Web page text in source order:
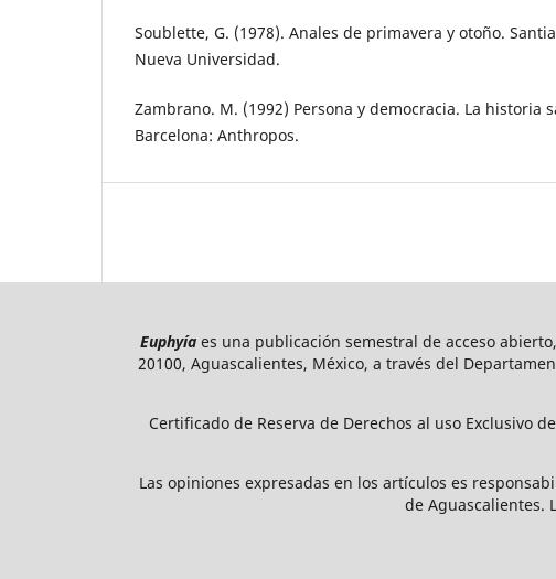
Soublette, G. (1978). Anales de primavera y otoño.
Nueva Universidad.
Zambrano. M. (1992) Persona y democracia. La historia
Barcelona: Anthropos.
Euphyía es una publicación semestral de acceso
20100, Aguascalientes, México, a través del
Certificado de Reserva de Derechos al uso Exclusivo
Las opiniones expresadas en los artículos es
de Aguascalientes.